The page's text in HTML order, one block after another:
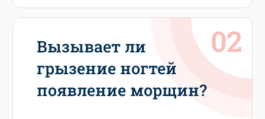
Вызывает ли
грызение ногтей
появление морщин?